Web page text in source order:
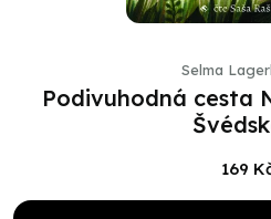
Selma
Podivuhodná cesta
169